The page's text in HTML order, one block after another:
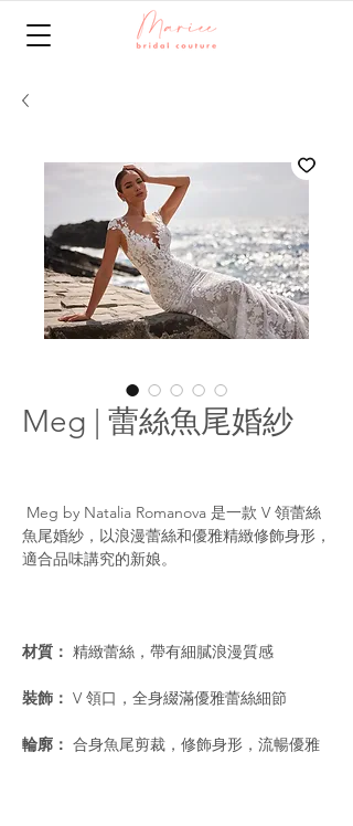
Meg | 蕾絲魚尾婚紗
Meg by Natalia Romanova 是一款 V 領蕾絲
魚尾婚紗，以浪漫蕾絲和優雅精緻修飾身形，
適合品味講究的新娘。
材質： 精緻蕾絲，帶有細膩浪漫質感
裝飾： V 領口，全身綴滿優雅蕾絲細節
輪廓： 合身魚尾剪裁，修飾身形，流暢優雅